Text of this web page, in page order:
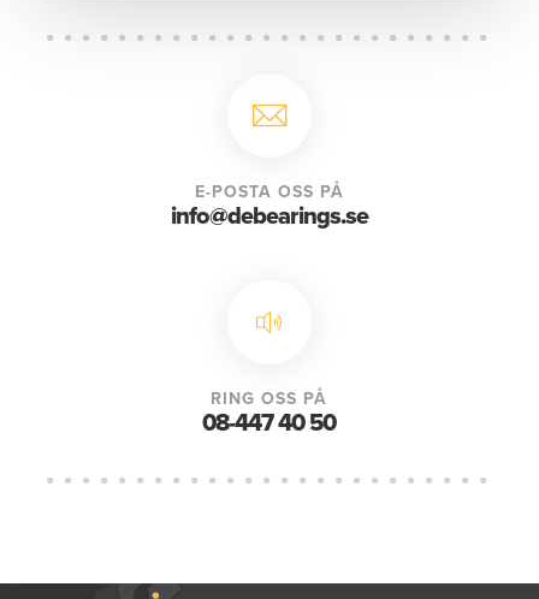
E-POSTA OSS PÅ
info@debearings.se
RING OSS PÅ
08-447 40 50